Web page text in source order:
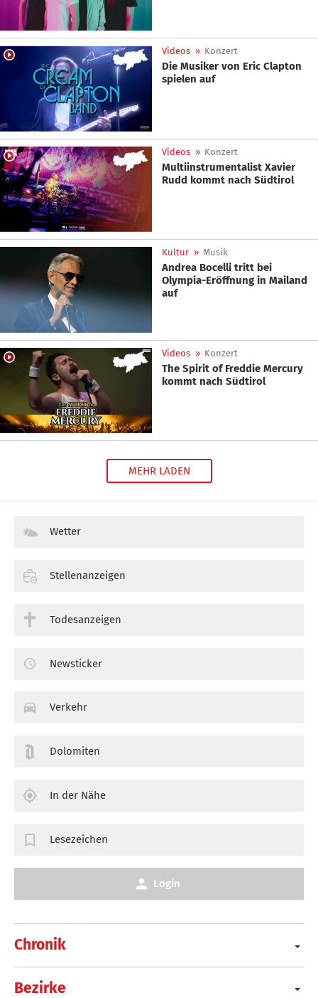
Videos » Konzert
Die Musiker von Eric Clapton
spielen auf
Videos » Konzert
Multiinstrumentalist Xavier
Rudd kommt nach Südtirol
Kultur » Musik
Andrea Bocelli tritt bei
Olympia-Eröffnung in Mailand
auf
Videos » Konzert
The Spirit of Freddie Mercury
kommt nach Südtirol
MEHR LADEN
Chronik
Bezirke
Wetter
Stellenanzeigen
Todesanzeigen
Newsticker
Verkehr
Dolomiten
In der Nähe
Lesezeichen
Login